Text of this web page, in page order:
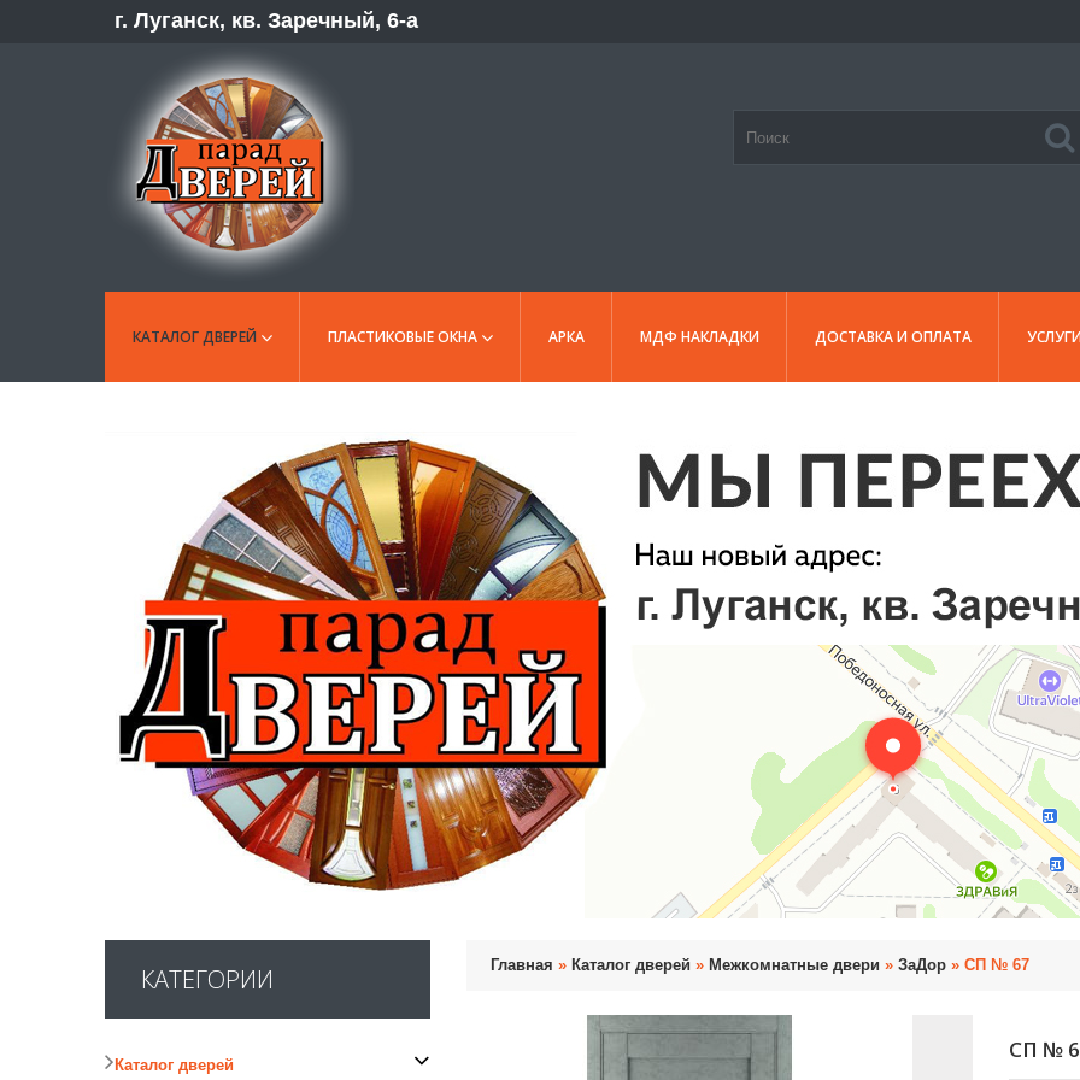
г. Луганск, кв. Заречный, 6-а
КАТАЛОГ ДВЕРЕЙ ПЛАСТИКОВЫЕ ОКНА АРКА МДФ НАКЛАДКИ ДОСТАВКА И ОПЛАТА
КАТЕГОРИИ
Каталог дверей
Главная » Каталог дверей » Межкомнатные двери » ЗаДор » СП № 67
СП №